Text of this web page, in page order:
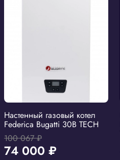
Настенный газовый котел
Federica Bugatti 30В TECH
100 067 ₽
74 000 ₽